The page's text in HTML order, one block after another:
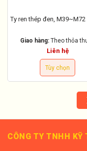
Ty ren thép đen, M39~M72
Giao hàng: Theo thỏa
Liên hệ
Tùy chọn
CÔNG TY TNHH